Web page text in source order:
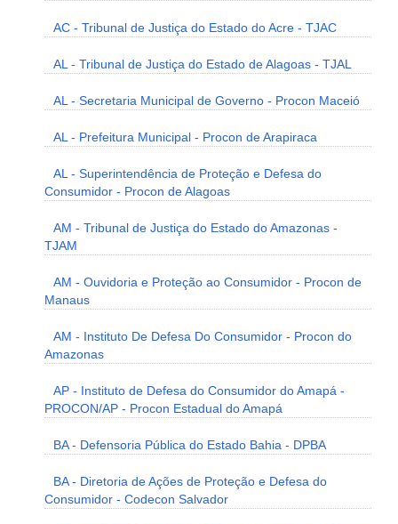
AC - Tribunal de Justiça do Estado do Acre - TJAC
AL - Tribunal de Justiça do Estado de Alagoas - TJAL
AL - Secretaria Municipal de Governo - Procon Maceió
AL - Prefeitura Municipal - Procon de Arapiraca
AL - Superintendência de Proteção e Defesa do
Consumidor - Procon de Alagoas
AM - Tribunal de Justiça do Estado do Amazonas -
TJAM
AM - Ouvidoria e Proteção ao Consumidor - Procon de
Manaus
AM - Instituto De Defesa Do Consumidor - Procon do
Amazonas
AP - Instituto de Defesa do Consumidor do Amapá -
PROCON/AP - Procon Estadual do Amapá
BA - Defensoria Pública do Estado Bahia - DPBA
BA - Diretoria de Ações de Proteção e Defesa do
Consumidor - Codecon Salvador